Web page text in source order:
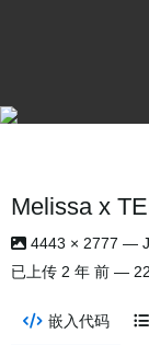
Melissa x
4443 × 2777 —
已上传 2 年 前 —
嵌入代码